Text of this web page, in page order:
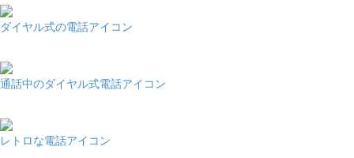
ダイヤル式の電話アイコン
通話中のダイヤル式電話アイコン
レトロな電話アイコン